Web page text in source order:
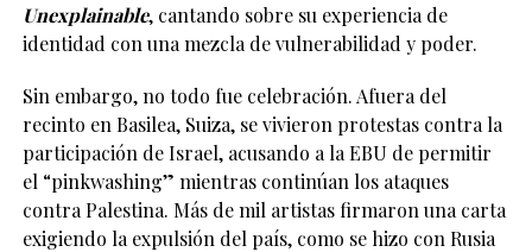
Unexplainable, cantando sobre su experiencia de
identidad con una mezcla de vulnerabilidad y poder.
Sin embargo, no todo fue celebración. Afuera del
recinto en Basilea, Suiza, se vivieron protestas contra la
participación de Israel, acusando a la EBU de permitir
el “pinkwashing” mientras continúan los ataques
contra Palestina. Más de mil artistas firmaron una carta
exigiendo la expulsión del país, como se hizo con Rusia